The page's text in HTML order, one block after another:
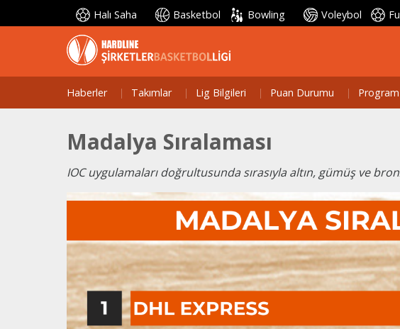
Haberler Takımlar Lig Bilgileri Puan Durumu Program
Halı Saha Basketbol Bowling Voleybol
Madalya Sıralaması
IOC uygulamaları doğrultusunda sırasıyla altın, gümüş ve